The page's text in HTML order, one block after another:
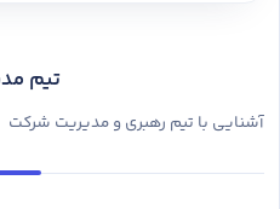
تیم
آشنایی با تیم رهبری و مدیریت شرکت